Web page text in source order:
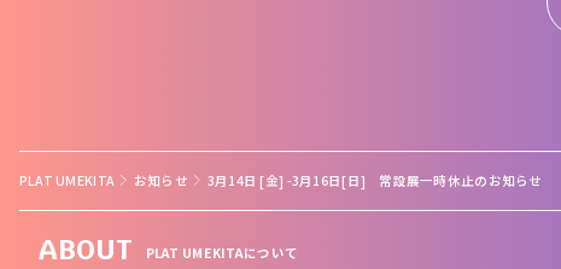
PLAT UMEKITA お知らせ 3月14日 [金] -3月16日[日] 常設展一時休止のお知らせ
ABOUT PLAT UMEKITAについて